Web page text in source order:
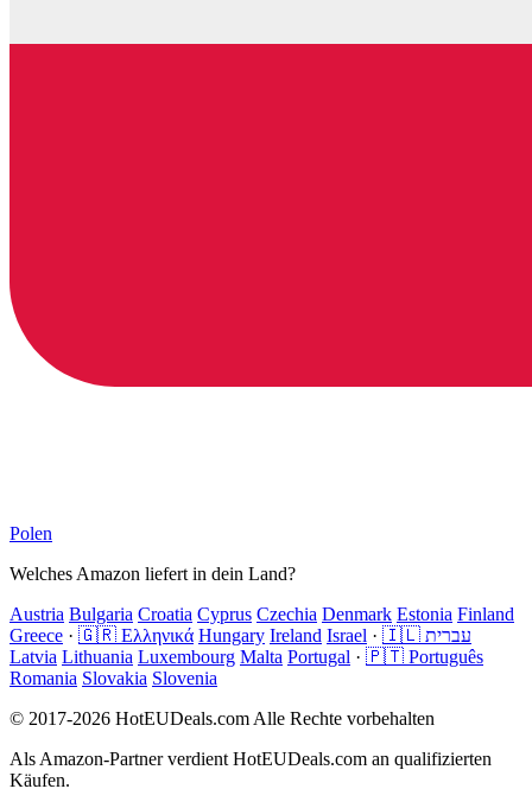
Polen
Welches Amazon liefert in dein Land?
Austria Bulgaria Croatia Cyprus Czechia Denmark Estonia Finland
Greece · 🇬🇷 Ελληνικά Hungary Ireland Israel ·
🇮🇱 עברית
Latvia Lithuania Luxembourg Malta Portugal · 🇵🇹 Português
Romania Slovakia Slovenia
© 2017-2026 HotEUDeals.com Alle Rechte vorbehalten
Als Amazon-Partner verdient HotEUDeals.com an qualifizierten
Käufen.